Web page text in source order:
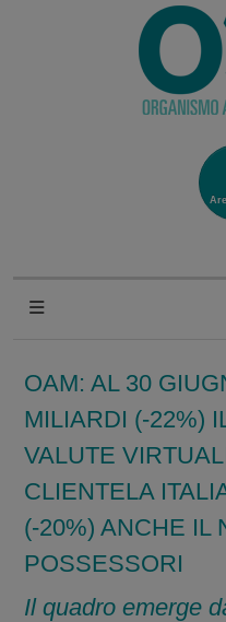
OAM: AL 30
MILIARDI (-22%)
VALUTE
CLIENTELA
(-20%) ANCHE IL
POSSESSORI
Il quadro emerge